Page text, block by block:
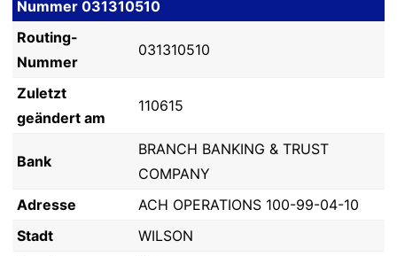
Nummer 031310510
Routing-
Nummer
031310510
Zuletzt
geändert am
110615
Bank
BRANCH BANKING & TRUST
COMPANY
Adresse
ACH OPERATIONS 100-99-04-10
Stadt
WILSON